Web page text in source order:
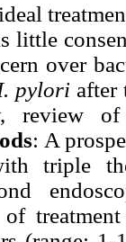
little
over
pylori after
review
: A
triple
of